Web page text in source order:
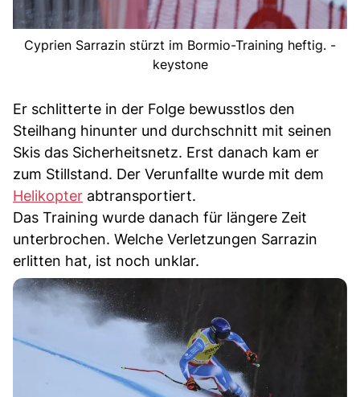
Cyprien Sarrazin stürzt im Bormio-Training heftig. -
keystone
Er schlitterte in der Folge bewusstlos den
Steilhang hinunter und durchschnitt mit seinen
Skis das Sicherheitsnetz. Erst danach kam er
zum Stillstand. Der Verunfallte wurde mit dem
Helikopter abtransportiert.
Das Training wurde danach für längere Zeit
unterbrochen. Welche Verletzungen Sarrazin
erlitten hat, ist noch unklar.